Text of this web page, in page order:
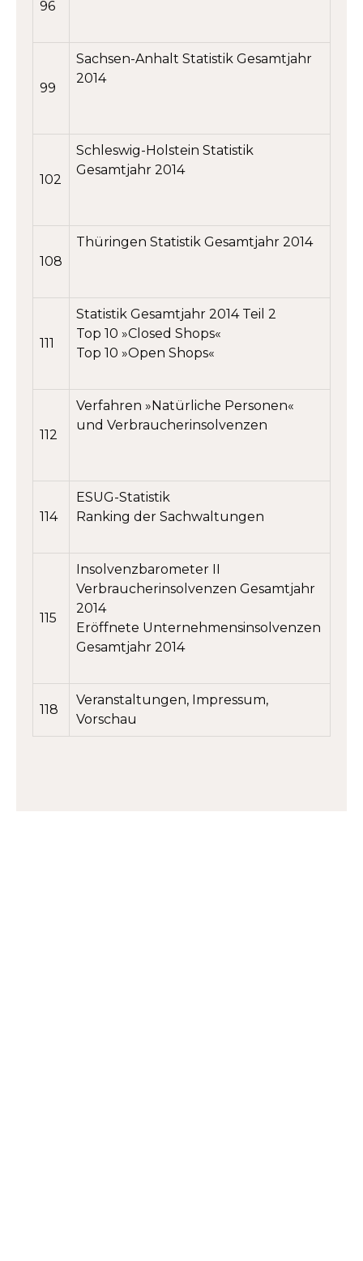
96
99
Sachsen-Anhalt Statistik Gesamtjahr
2014
102
Schleswig-Holstein Statistik
Gesamtjahr 2014
108
Thüringen Statistik Gesamtjahr 2014
111
Statistik Gesamtjahr 2014 Teil 2
Top 10 »Closed Shops«
Top 10 »Open Shops«
112
Verfahren »Natürliche Personen«
und Verbraucherinsolvenzen
114
ESUG-Statistik
Ranking der Sachwaltungen
115
Insolvenzbarometer II
Verbraucherinsolvenzen Gesamtjahr
2014
Eröffnete Unternehmensinsolvenzen
Gesamtjahr 2014
118
Veranstaltungen, Impressum,
Vorschau